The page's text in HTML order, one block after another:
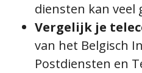
diensten kan veel
Vergelijk je
van het Belgisch
Postdiensten en